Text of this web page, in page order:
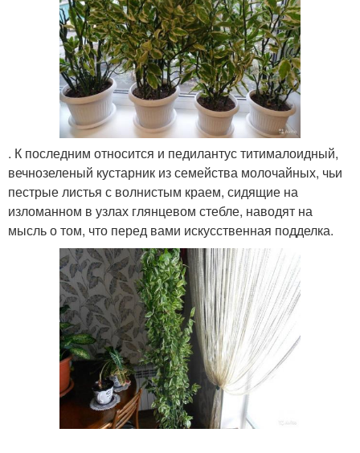
. К последним относится и педилантус титималоидный,
вечнозеленый кустарник из семейства молочайных, чьи
пестрые листья с волнистым краем, сидящие на
изломанном в узлах глянцевом стебле, наводят на
мысль о том, что перед вами искусственная подделка.